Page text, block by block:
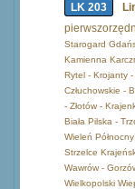
LK 203
Starogard
Kamienna
Rytel - Krojanty
Człuchowskie -
- Złotów -
Biała Pilska -
Wieleń
Strzelce
Wawrów -
Wielkopolski